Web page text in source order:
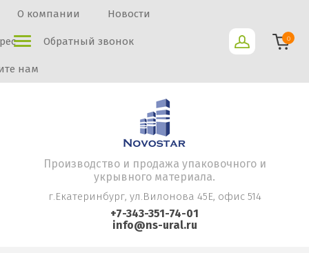
О компании Новости
Обратный звонок
нам
0
Производство и продажа упаковочного и
укрывного материала.
г.Екатеринбург, ул.Вилонова 45Е, офис 514
+7-343-351-74-01
info@ns-ural.ru